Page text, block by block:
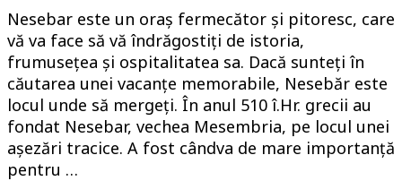
Nesebar este un oraș fermecător și pitoresc, care
vă va face să vă îndrăgostiți de istoria,
frumusețea și ospitalitatea sa. Dacă sunteți în
căutarea unei vacanțe memorabile, Nesebăr este
locul unde să mergeți. În anul 510 î.Hr. grecii au
fondat Nesebar, vechea Mesembria, pe locul unei
așezări tracice. A fost cândva de mare importanță
pentru …